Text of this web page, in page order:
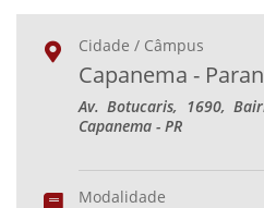
Cidade / Câmpus
Capanema -
Av. Botucaris, 1690,
Capanema - PR
Modalidade